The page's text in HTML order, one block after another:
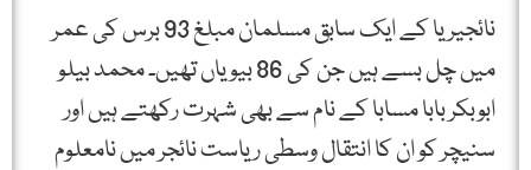
نائجیریا کے ایک سابق مسلمان مبلغ 93 برس کی عمر
میں چل بسے ہیں جن کی 86 بیویاں تھیں۔ محمد بیلو
ابوبکر بابا مسابا کے نام سے بھی شہرت رکھتے ہیں اور
سنیچر کو ان کا انتقال وسطی ریاست نائجر میں نامعلوم